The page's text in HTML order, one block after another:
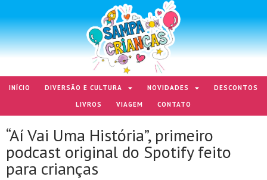
INÍCIO DIVERSÃO E CULTURA NOVIDADES
DESCONTOS
LIVROS
VIAGEM CONTATO
“Aí Vai Uma História”, primeiro
podcast original do Spotify feito
para crianças